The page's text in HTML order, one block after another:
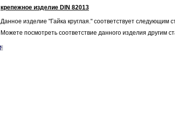
крепежное изделие DIN 82013
Данное изделие "Гайка круглая." соответствует следующим
Можете посмотреть соответствие данного изделия другим